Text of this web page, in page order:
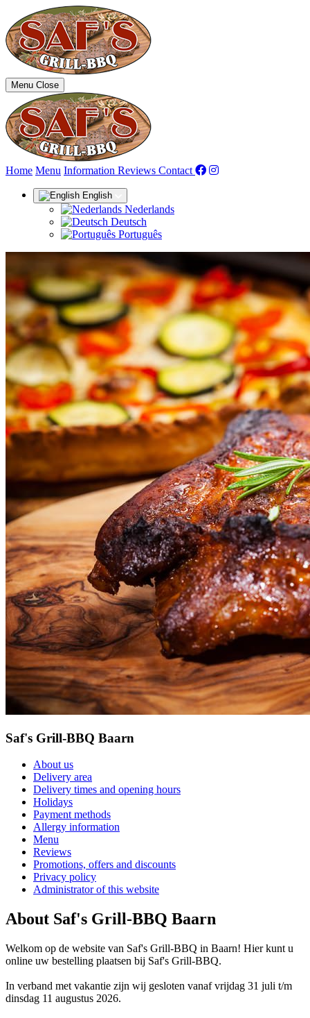
Menu Close
Home Menu Information (current)
Reviews Contact
English
Nederlands
Deutsch
Português
Saf's Grill-BBQ Baarn
About us
Delivery area
Delivery times and opening hours
Holidays
Payment methods
Allergy information
Menu
Reviews
Promotions, offers and discounts
Privacy policy
Administrator of this website
About Saf's Grill-BBQ Baarn
Welkom op de website van Saf's Grill-BBQ in Baarn! Hier kunt u
online uw bestelling plaatsen bij Saf's Grill-BBQ.
In verband met vakantie zijn wij gesloten vanaf vrijdag 31 juli t/m
dinsdag 11 augustus 2026.